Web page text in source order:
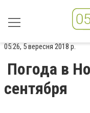
05:26, 5 вересня 2018 р.
Погода в
сентября